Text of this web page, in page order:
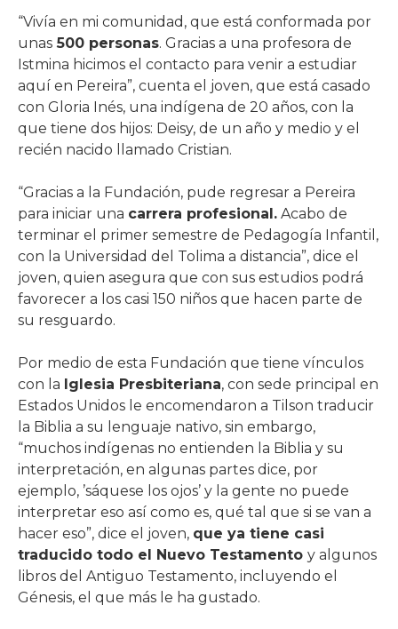
“Vivía en mi comunidad, que está conformada por
unas 500 personas. Gracias a una profesora de
Istmina hicimos el contacto para venir a estudiar
aquí en Pereira”, cuenta el joven, que está casado
con Gloria Inés, una indígena de 20 años, con la
que tiene dos hijos: Deisy, de un año y medio y el
recién nacido llamado Cristian.
“Gracias a la Fundación, pude regresar a Pereira
para iniciar una carrera profesional. Acabo de
terminar el primer semestre de Pedagogía Infantil,
con la Universidad del Tolima a distancia”, dice el
joven, quien asegura que con sus estudios podrá
favorecer a los casi 150 niños que hacen parte de
su resguardo.
Por medio de esta Fundación que tiene vínculos
con la Iglesia Presbiteriana, con sede principal en
Estados Unidos le encomendaron a Tilson traducir
la Biblia a su lenguaje nativo, sin embargo,
“muchos indígenas no entienden la Biblia y su
interpretación, en algunas partes dice, por
ejemplo, ’sáquese los ojos’ y la gente no puede
interpretar eso así como es, qué tal que si se van a
hacer eso”, dice el joven, que ya tiene casi
traducido todo el Nuevo Testamento y algunos
libros del Antiguo Testamento, incluyendo el
Génesis, el que más le ha gustado.